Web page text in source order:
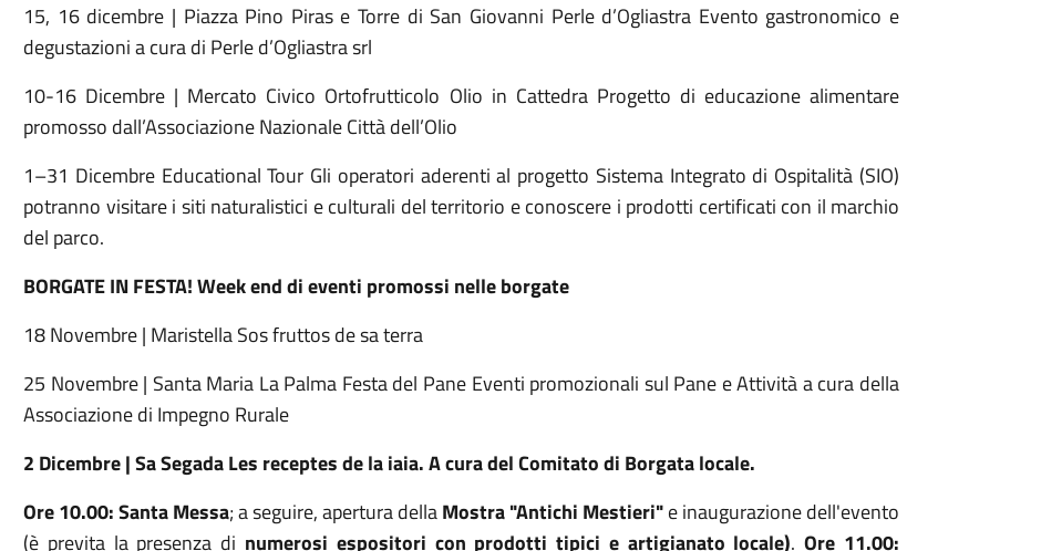
15, 16 dicembre | Piazza Pino Piras e Torre di San Giovanni Perle d’Ogliastra Evento gastronomico e
degustazioni a cura di Perle d’Ogliastra srl
10-16 Dicembre | Mercato Civico Ortofrutticolo Olio in Cattedra Progetto di educazione alimentare
promosso dall’Associazione Nazionale Città dell’Olio
1–31 Dicembre Educational Tour Gli operatori aderenti al progetto Sistema Integrato di Ospitalità (SIO)
potranno visitare i siti naturalistici e culturali del territorio e conoscere i prodotti certificati con il marchio
del parco.
BORGATE IN FESTA! Week end di eventi promossi nelle borgate
18 Novembre | Maristella Sos fruttos de sa terra
25 Novembre | Santa Maria La Palma Festa del Pane Eventi promozionali sul Pane e Attività a cura della
Associazione di Impegno Rurale
2 Dicembre | Sa Segada Les receptes de la iaia. A cura del Comitato di Borgata locale.
Ore 10.00: Santa Messa; a seguire, apertura dellaMostra "Antichi Mestieri"e inaugurazione dell'evento
(è previta la presenza di numerosi espositori con prodotti tipici e artigianato locale).Ore 11.00: